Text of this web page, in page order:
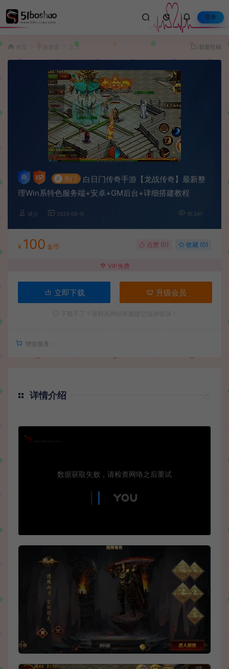
登录
手游资源 正文 我要投稿
# 热门
白日门传奇手游【龙战传奇】最新整
理Win系特色服务端+安卓+GM后台+详细搭建教程
波少 2023-06-15 10,341
¥ 100 金币 点赞 (0) 收藏 (0)
VIP免费
立即下载 升级会员
增值服务：
详情介绍